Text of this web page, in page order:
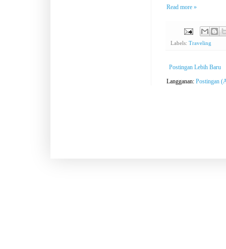
Read more »
Labels: Traveling
Postingan Lebih Baru
Langganan: Postingan